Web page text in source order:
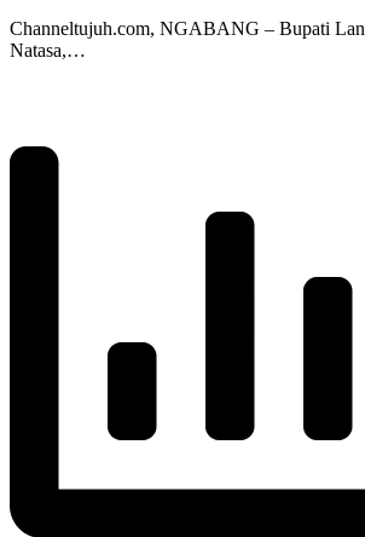
Channeltujuh.com, NGABANG – Bupati
Natasa,…